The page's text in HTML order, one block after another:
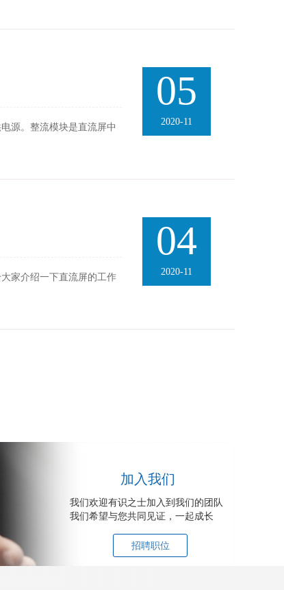
源。整流模块是直流屏中
05
2020-11
家介绍一下直流屏的工作
04
2020-11
加入我们
我们欢迎有识之士加入到我们的团队
我们希望与您共同见证，一起成长
招聘职位